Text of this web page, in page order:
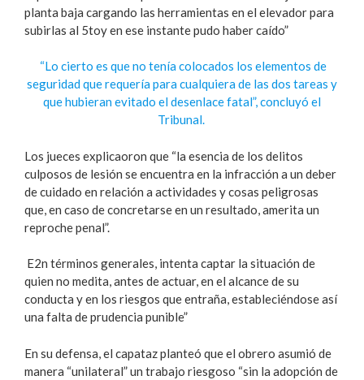
planta baja cargando las herramientas en el elevador para
subirlas al 5toy en ese instante pudo haber caído”
“Lo cierto es que no tenía colocados los elementos de
seguridad que requería para cualquiera de las dos tareas y
que hubieran evitado el desenlace fatal”, concluyó el
Tribunal.
Los jueces explicaoron que “la esencia de los delitos
culposos de lesión se encuentra en la infracción a un deber
de cuidado en relación a actividades y cosas peligrosas
que, en caso de concretarse en un resultado, amerita un
reproche penal”.
E2n términos generales, intenta captar la situación de
quien no medita, antes de actuar, en el alcance de su
conducta y en los riesgos que entraña, estableciéndose así
una falta de prudencia punible”
En su defensa, el capataz planteó que el obrero asumió de
manera “unilateral” un trabajo riesgoso “sin la adopción de